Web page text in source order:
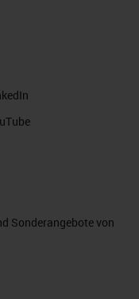
Sonderangebote von